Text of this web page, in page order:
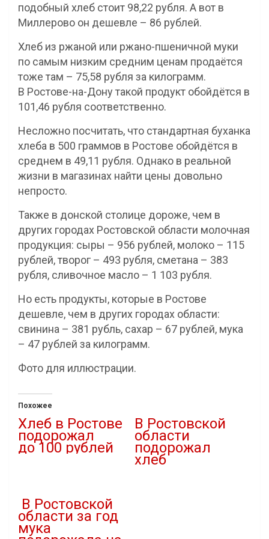
подобный хлеб стоит 98,22 рубля. А вот в
Миллерово он дешевле – 86 рублей.
Хлеб из ржаной или ржано-пшеничной муки
по самым низким средним ценам продаётся
тоже там – 75,58 рубля за килограмм.
В Ростове-на-Дону такой продукт обойдётся в
101,46 рубля соответственно.
Несложно посчитать, что стандартная буханка
хлеба в 500 граммов в Ростове обойдётся в
среднем в 49,11 рубля. Однако в реальной
жизни в магазинах найти цены довольно
непросто.
Также в донской столице дороже, чем в
других городах Ростовской области молочная
продукция: сыры – 956 рублей, молоко – 115
рублей, творог – 493 рубля, сметана – 383
рубля, сливочное масло – 1 103 рубля.
Но есть продукты, которые в Ростове
дешевле, чем в других городах области:
свинина – 381 рубль, сахар – 67 рублей, мука
– 47 рублей за килограмм.
Фото для иллюстрации.
Похожее
Хлеб в Ростове
подорожал
до 100 рублей
В Ростовской
области
подорожал
хлеб
В Ростовской
области за год
мука